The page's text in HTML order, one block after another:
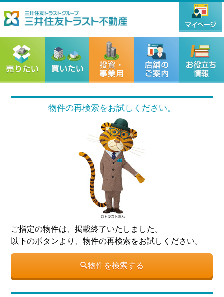
物件の再検索をお試しください。
ご指定の物件は、掲載終了いたしました。
以下のボタンより、物件の再検索をお試しください。
物件を検索する